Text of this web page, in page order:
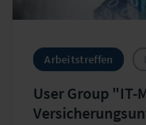
Arbeitstreffen
User Group "IT-